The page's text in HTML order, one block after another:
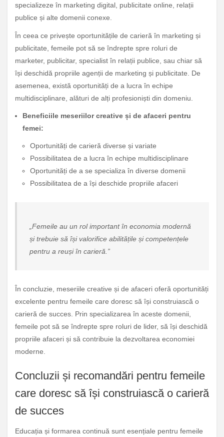
specializeze în marketing digital, publicitate online, relații
publice și alte domenii conexe.
În ceea ce privește oportunitățile de carieră în marketing și
publicitate, femeile pot să se îndrepte spre roluri de
marketer, publicitar, specialist în relații publice, sau chiar să
își deschidă propriile agenții de marketing și publicitate. De
asemenea, există oportunități de a lucra în echipe
multidisciplinare, alături de alți profesioniști din domeniu.
Beneficiile meseriilor creative și de afaceri pentru
femei:
Oportunități de carieră diverse și variate
Possibilitatea de a lucra în echipe multidisciplinare
Oportunități de a se specializa în diverse domenii
Possibilitatea de a își deschide propriile afaceri
„Femeile au un rol important în economia modernă
și trebuie să își valorifice abilitățile și competențele
pentru a reuși în carieră.”
În concluzie, meseriile creative și de afaceri oferă oportunități
excelente pentru femeile care doresc să își construiască o
carieră de succes. Prin specializarea în aceste domenii,
femeile pot să se îndrepte spre roluri de lider, să își deschidă
propriile afaceri și să contribuie la dezvoltarea economiei
moderne.
Concluzii și recomandări pentru femeile
care doresc să își construiască o carieră
de succes
Educația și formarea continuă sunt esențiale pentru femeile